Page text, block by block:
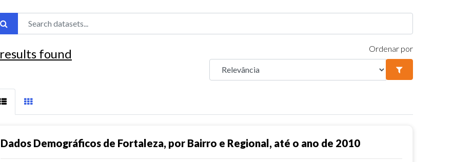
results found Ordenar por
Dados Demográficos de Fortaleza, por Bairro e Regional, até o ano de 2010